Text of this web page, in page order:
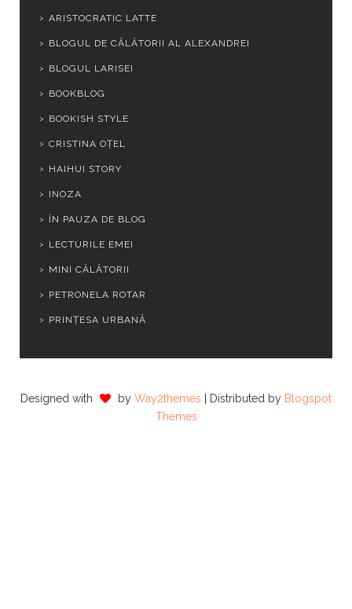
ARISTOCRATIC LATTE
BLOGUL DE CĂLĂTORII AL ALEXANDREI
BLOGUL LARISEI
BOOKBLOG
BOOKISH STYLE
CRISTINA OȚEL
HAIHUI STORY
INOZA
ÎN PAUZA DE BLOG
LECTURILE EMEI
MINI CĂLĂTORII
PETRONELA ROTAR
PRINȚESA URBANĂ
Designed with by Way2themes | Distributed by Blogspot
Themes